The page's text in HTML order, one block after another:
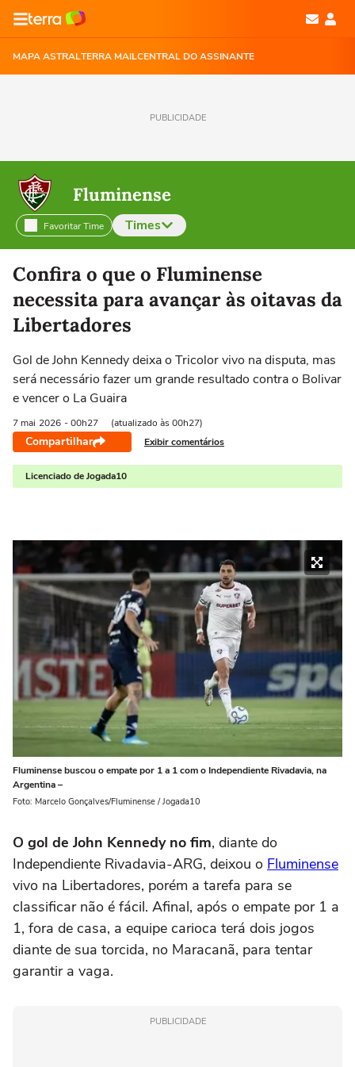
MAPA ASTRALTERRA MAILCENTRAL DO ASSINANTE
PUBLICIDADE
Fluminense
Favoritar Time Times
Selecione o time para ver as notícias
Confira o que o Fluminense
necessita para avançar às oitavas da
Libertadores
Gol de John Kennedy deixa o Tricolor vivo na disputa, mas
será necessário fazer um grande resultado contra o Bolivar
e vencer o La Guaira
7 mai 2026 - 00h27 (atualizado às 00h27)
Compartilhar Exibir comentários
Licenciado de Jogada10
Fluminense buscou o empate por 1 a 1 com o Independiente Rivadavia, na
Argentina –
Foto: Marcelo Gonçalves/Fluminense / Jogada10
O gol de John Kennedy no fim, diante do
Independiente Rivadavia-ARG, deixou o Fluminense
vivo na Libertadores, porém a tarefa para se
classificar não é fácil. Afinal, após o empate por 1 a
1, fora de casa, a equipe carioca terá dois jogos
diante de sua torcida, no Maracanã, para tentar
garantir a vaga.
PUBLICIDADE